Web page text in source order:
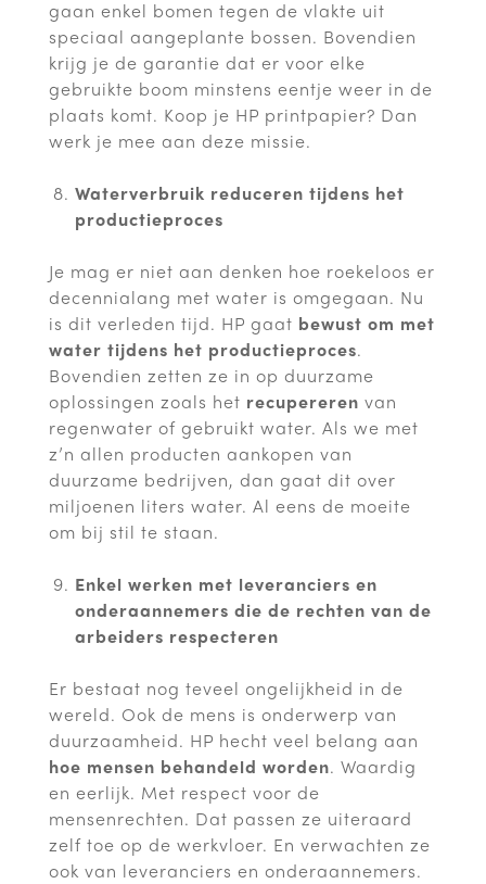
gaan enkel bomen tegen de vlakte uit
speciaal aangeplante bossen. Bovendien
krijg je de garantie dat er voor elke
gebruikte boom minstens eentje weer in de
plaats komt. Koop je HP printpapier? Dan
werk je mee aan deze missie.
Waterverbruik reduceren tijdens het
productieproces
Je mag er niet aan denken hoe roekeloos er
decennialang met water is omgegaan. Nu
is dit verleden tijd. HP gaat bewust om met
water tijdens het productieproces.
Bovendien zetten ze in op duurzame
oplossingen zoals het recupereren van
regenwater of gebruikt water. Als we met
z’n allen producten aankopen van
duurzame bedrijven, dan gaat dit over
miljoenen liters water. Al eens de moeite
om bij stil te staan.
Enkel werken met leveranciers en
onderaannemers die de rechten van de
arbeiders respecteren
Er bestaat nog teveel ongelijkheid in de
wereld. Ook de mens is onderwerp van
duurzaamheid. HP hecht veel belang aan
hoe mensen behandeld worden. Waardig
en eerlijk. Met respect voor de
mensenrechten. Dat passen ze uiteraard
zelf toe op de werkvloer. En verwachten ze
ook van leveranciers en onderaannemers.